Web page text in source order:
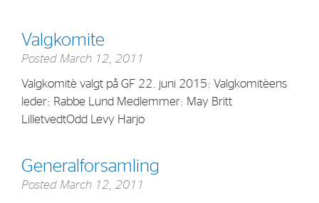
Valgkomite
Posted March 12, 2011
Valgkomitè valgt på GF 22. juni 2015: Valgkomitèens
leder: Rabbe Lund Medlemmer: May Britt
LilletvedtOdd Levy Harjo
Generalforsamling
Posted March 12, 2011
Stock Exchange Releases
Share Information
Corporate Governance